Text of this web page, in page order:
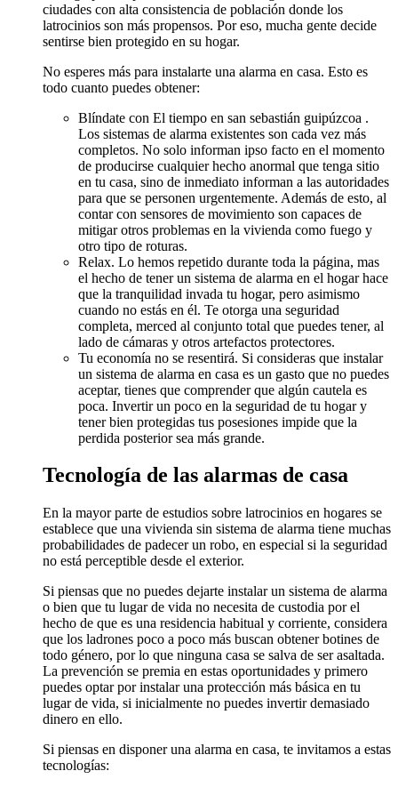
ciudades con alta consistencia de población donde los
latrocinios son más propensos. Por eso, mucha gente decide
sentirse bien protegido en su hogar.
No esperes más para instalarte una alarma en casa. Esto es
todo cuanto puedes obtener:
Blíndate con El tiempo en san sebastián guipúzcoa .
Los sistemas de alarma existentes son cada vez más
completos. No solo informan ipso facto en el momento
de producirse cualquier hecho anormal que tenga sitio
en tu casa, sino de inmediato informan a las autoridades
para que se personen urgentemente. Además de esto, al
contar con sensores de movimiento son capaces de
mitigar otros problemas en la vivienda como fuego y
otro tipo de roturas.
Relax. Lo hemos repetido durante toda la página, mas
el hecho de tener un sistema de alarma en el hogar hace
que la tranquilidad invada tu hogar, pero asimismo
cuando no estás en él. Te otorga una seguridad
completa, merced al conjunto total que puedes tener, al
lado de cámaras y otros artefactos protectores.
Tu economía no se resentirá. Si consideras que instalar
un sistema de alarma en casa es un gasto que no puedes
aceptar, tienes que comprender que algún cautela es
poca. Invertir un poco en la seguridad de tu hogar y
tener bien protegidas tus posesiones impide que la
perdida posterior sea más grande.
Tecnología de las alarmas de casa
En la mayor parte de estudios sobre latrocinios en hogares se
establece que una vivienda sin sistema de alarma tiene muchas
probabilidades de padecer un robo, en especial si la seguridad
no está perceptible desde el exterior.
Si piensas que no puedes dejarte instalar un sistema de alarma
o bien que tu lugar de vida no necesita de custodia por el
hecho de que es una residencia habitual y corriente, considera
que los ladrones poco a poco más buscan obtener botines de
todo género, por lo que ninguna casa se salva de ser asaltada.
La prevención se premia en estas oportunidades y primero
puedes optar por instalar una protección más básica en tu
lugar de vida, si inicialmente no puedes invertir demasiado
dinero en ello.
Si piensas en disponer una alarma en casa, te invitamos a estas
tecnologías: